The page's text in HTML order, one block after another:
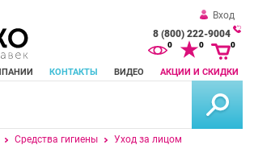
Вход
8 (800) 222-9004
КОНТАКТЫ ВИДЕО АКЦИИ И СКИДКИ
0 0 0
Средства гигиены Уход за лицом